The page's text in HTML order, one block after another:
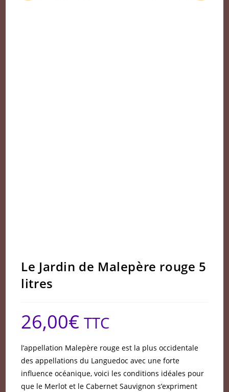
Le Jardin de Malepère rouge 5
litres
26,00€ TTC
l’appellation Malepère rouge est la plus occidentale
des appellations du Languedoc avec une forte
influence océanique, voici les conditions idéales pour
que le Merlot et le Cabernet Sauvignon s’expriment